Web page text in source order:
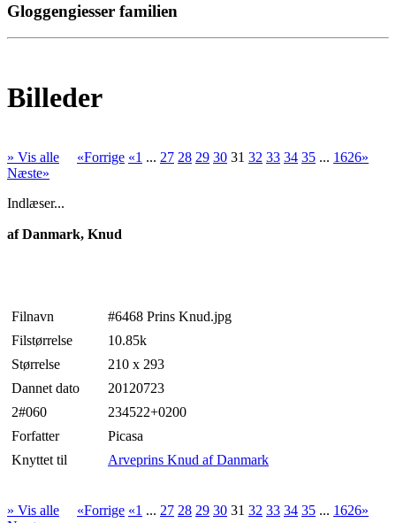
Gloggengiesser familien
Billeder
» Vis alle «Forrige «1 ... 27 28 29 30 31 32 33 34 35 ... 1626»
Næste»
Indlæser...
af Danmark, Knud
Filnavn
#6468 Prins Knud.jpg
Filstørrelse
10.85k
Størrelse
210 x 293
Dannet dato
20120723
2#060
234522+0200
Forfatter
Picasa
Knyttet til
Arveprins Knud af Danmark
» Vis alle «Forrige «1 ... 27 28 29 30 31 32 33 34 35 ... 1626»